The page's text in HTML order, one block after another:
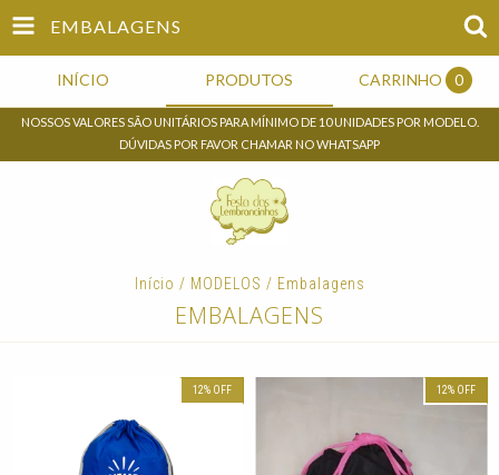
EMBALAGENS
INÍCIO PRODUTOS CARRINHO 0
NOSSOS VALORES SÃO UNITÁRIOS PARA MÍNIMO DE 10 UNIDADES POR MODELO.
DÚVIDAS POR FAVOR CHAMAR NO WHATSAPP
Início / MODELOS / Embalagens
EMBALAGENS
12% OFF 12% OFF